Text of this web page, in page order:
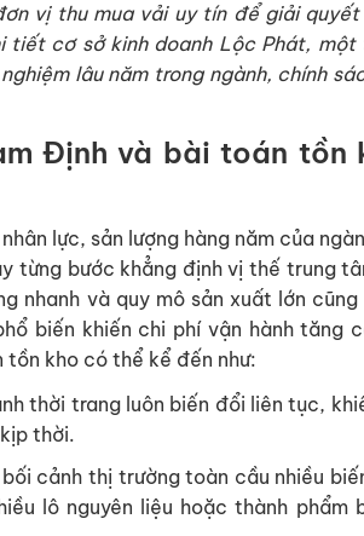
vị thu mua vải uy tín để giải quyết
cơ sở kinh doanh Lộc Phát, một
lâu năm trong ngành, chính
Định và bài toán tồn
lực, sản lượng hàng năm của
từng bước khẳng định vị thế trung
nhanh và quy mô sản xuất lớn
biến khiến chi phí vận hành tăng
tồn kho có thể kể đến như:
thời trang luôn biến đổi liên tục,
thời.
bối cảnh thị trường toàn cầu nhiều
lô nguyên liệu hoặc thành phẩm